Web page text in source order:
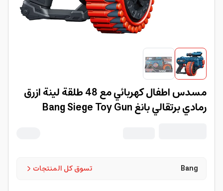
مسدس اطفال كهربائي مع 48 طلقة لينة ازرق
رمادي برتقالي بانغ Bang Siege Toy Gun
تسوق كل المنتجات Bang